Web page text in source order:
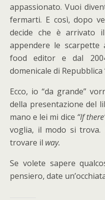
appassionato. Vuoi
fermarti. E così, dopo
decide che è arrivato
appendere le scarpette
food editor e dal
domenicale di Repubblica
Ecco, io “da grande”
della presentazione del
mano e lei mi dice “If
voglia, il modo si trova.
trovare il way.
Se volete sapere
pensiero, date